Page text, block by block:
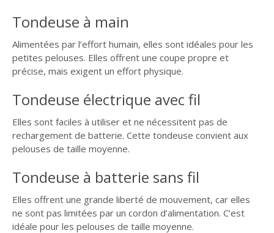
Tondeuse à main
Alimentées par l’effort humain, elles sont idéales pour les
petites pelouses. Elles offrent une coupe propre et
précise, mais exigent un effort physique.
Tondeuse électrique avec fil
Elles sont faciles à utiliser et ne nécessitent pas de
rechargement de batterie. Cette tondeuse convient aux
pelouses de taille moyenne.
Tondeuse à batterie sans fil
Elles offrent une grande liberté de mouvement, car elles
ne sont pas limitées par un cordon d’alimentation. C’est
idéale pour les pelouses de taille moyenne.